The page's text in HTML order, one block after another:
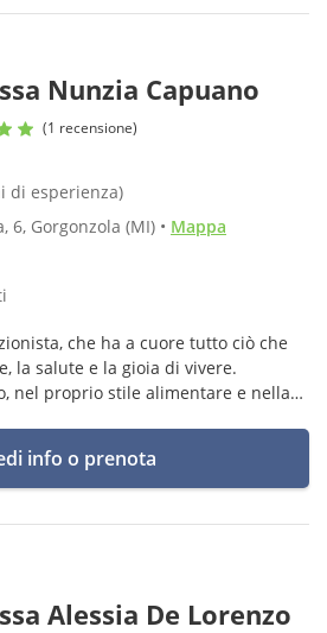
Nunzia Capuano
(1 recensione)
di esperienza)
6, Gorgonzola (MI) • Mappa
che ha a cuore tutto ciò che
la salute e la gioia di vivere.
nel proprio stile alimentare e nella
info o prenota
Alessia De Lorenzo